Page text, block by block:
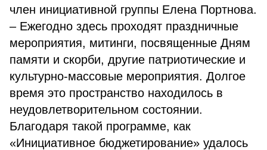
член инициативной группы Елена Портнова.
– Ежегодно здесь проходят праздничные
мероприятия, митинги, посвященные Дням
памяти и скорби, другие патриотические и
культурно-массовые мероприятия. Долгое
время это пространство находилось в
неудовлетворительном состоянии.
Благодаря такой программе, как
«Инициативное бюджетирование» удалось